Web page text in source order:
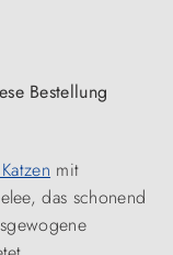
Bestellung
mit
das schonend